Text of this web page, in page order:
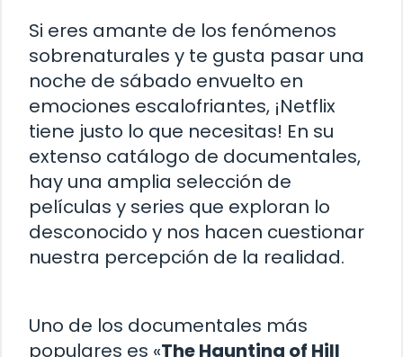
Si eres amante de los fenómenos
sobrenaturales y te gusta pasar una
noche de sábado envuelto en
emociones escalofriantes, ¡Netflix
tiene justo lo que necesitas! En su
extenso catálogo de documentales,
hay una amplia selección de
películas y series que exploran lo
desconocido y nos hacen cuestionar
nuestra percepción de la realidad.
Uno de los documentales más
populares es «The Haunting of Hill